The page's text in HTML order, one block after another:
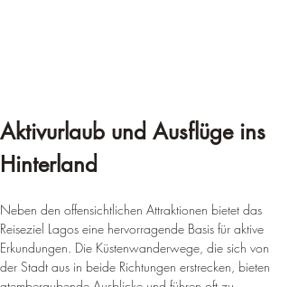
Aktivurlaub und Ausflüge ins
Hinterland
Neben den offensichtlichen Attraktionen bietet das
Reiseziel Lagos eine hervorragende Basis für aktive
Erkundungen. Die Küstenwanderwege, die sich von
der Stadt aus in beide Richtungen erstrecken, bieten